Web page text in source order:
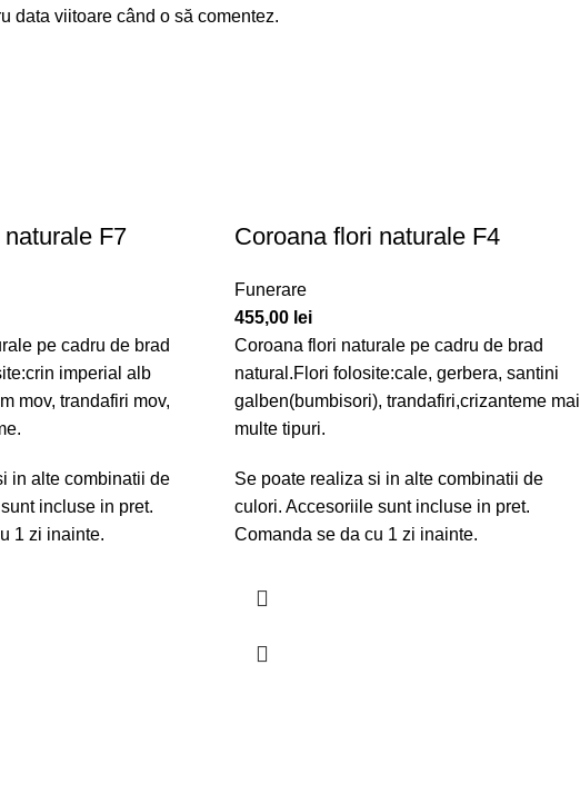
data viitoare când o să comentez.
F7
pe cadru de brad
imperial alb
mov, trandafiri mov,
in alte combinatii de
incluse in pret.
1 zi inainte.
Coroana flori naturale F4
Funerare
455,00 lei
Coroana flori naturale pe cadru de brad
natural.Flori folosite:cale, gerbera, santini
galben(bumbisori), trandafiri,crizanteme mai
multe tipuri.
Se poate realiza si in alte combinatii de
culori. Accesoriile sunt incluse in pret.
Comanda se da cu 1 zi inainte.